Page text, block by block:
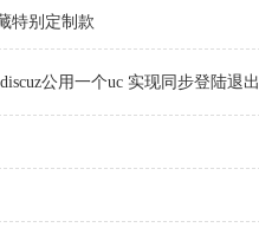
特别定制款
公用一个uc 实现同步登陆退出